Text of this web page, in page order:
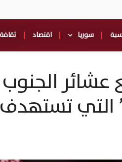
سوريا اقتصاد ثقافة
عشائر
التي